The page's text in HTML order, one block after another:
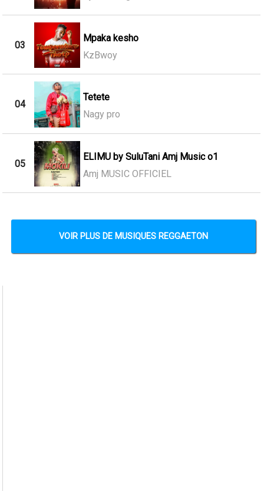
03
Mpaka kesho
KzBwoy
04
Tetete
Nagy pro
05
ELIMU by SuluTani Amj Music o1
Amj MUSIC OFFICIEL
VOIR PLUS DE MUSIQUES REGGAETON